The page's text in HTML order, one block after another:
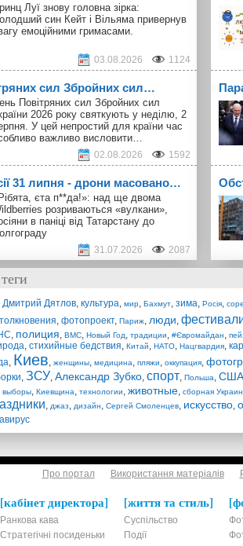
Луї знову головна зірка:
син Кейт і Вільяма привернув
емоційними гримасами.
03.08.2026 1124
сил Збройних сил…
Повітряних сил Збройних сил
2026 року святкують у неділю, 2
У цей непростий для країни час
важливо висловити…
02.08.2026 1592
31 липня - дрони масовано…
єта п**да!»: над ще двома
розриваються «вулкани»,
в паніці від Татарстану до
31.07.2026 2087
Дмитрий Дятлов, культура, мир, Бахмут, зима, Росія,
, фотопроект, Париж, люди,
, полиция, ВМС, Новый Год, традиции, #Євромайдан,
, стихийные бедствия, Китай, НАТО, Нацгвардия,
, Киев, женщины, медицина, пляжи, оккупация,
, ЗСУ, Александр Зубко, спорт, Польша, США
выборы, Киевщина, технологии, животные, сборная
, джаз, дизайн, Сергей Смоленцев, искусство,
Про портал Використання матеріалів
кабінет директора
Ранкова кава
Стратегічні посиденьки
життя та стиль
Суспільство
Події